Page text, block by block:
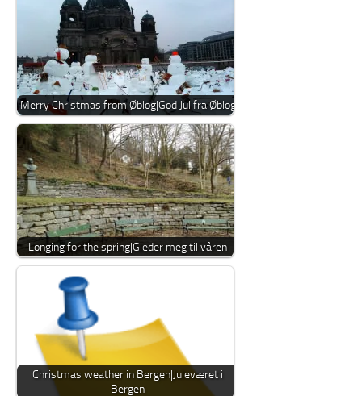
Merry Christmas from Øblog|God Jul fra Øblog
Longing for the spring|Gleder meg til våren
Christmas weather in Bergen|Juleværet i
Bergen